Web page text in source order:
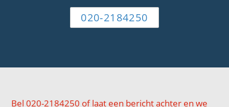
020-2184250
Bel 020-2184250 of laat een bericht achter en we